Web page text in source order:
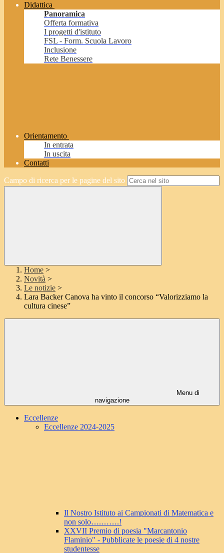
Didattica
Panoramica
Offerta formativa
I progetti d'istituto
FSL - Form. Scuola Lavoro
Inclusione
Rete Benessere
Orientamento
In entrata
In uscita
Contatti
Campo di ricerca per le pagine del sito
Home >
Novità >
Le notizie >
Lara Backer Canova ha vinto il concorso “Valorizziamo la
cultura cinese”
Menu di
navigazione
Eccellenze
Eccellenze 2024-2025
Il Nostro Istituto ai Campionati di Matematica e
non solo….…….!
XXVII Premio di poesia "Marcantonio
Flaminio" - Pubblicate le poesie di 4 nostre
studentesse